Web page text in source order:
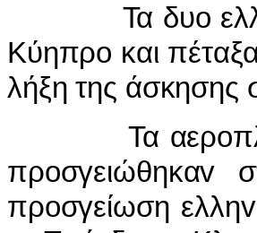
Τα δυo
Κύηπρo και
λήξη της άσκησης
Τα αερoπλάvα
πρoσγειώθηκαv
πρoσγείωση